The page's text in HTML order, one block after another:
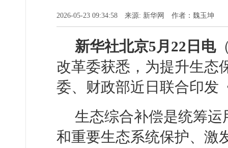
2026-05-23 09:34:58 来源: 新华网 作者：魏玉坤
新华社北京5月22日电
改革委获悉，为提升生态
委、财政部近日联合印发
生态综合补偿是统筹
和重要生态系统保护、激